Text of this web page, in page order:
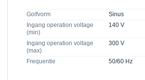
Golfvorm
Sinus
Ingang operation voltage
(min)
140 V
Ingang operation voltage
(max)
300 V
Frequentie 50/60 Hz